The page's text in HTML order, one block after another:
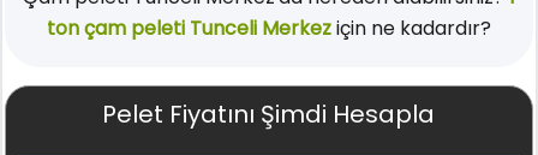
ton çam peleti Tunceli Merkeziçin ne kadardır?
Pelet Fiyatını Şimdi Hesapla